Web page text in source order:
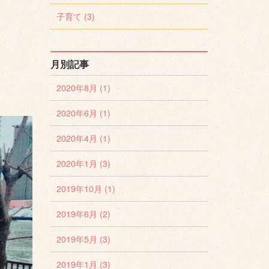
子育て (3)
月別記事
2020年8月 (1)
2020年6月 (1)
2020年4月 (1)
2020年1月 (3)
2019年10月 (1)
2019年6月 (2)
2019年5月 (3)
2019年1月 (3)